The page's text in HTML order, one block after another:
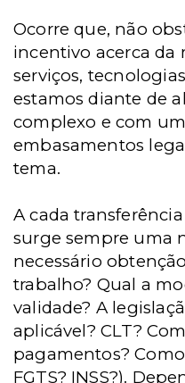
Ocorre que, não
incentivo acerca da
serviços,
estamos diante de
complexo e com
embasamentos
tema.
A cada
surge sempre uma
necessário
trabalho? Qual a
validade? A
aplicável? CLT?
pagamentos?
FGTS? INSS?).